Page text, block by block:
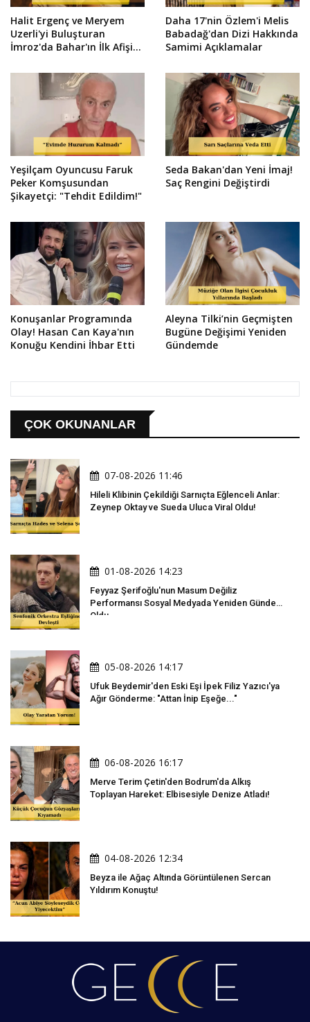
Halit Ergenç ve Meryem
Uzerli'yi Buluşturan
İmroz'da Bahar'ın İlk Afişi
Daha 17'nin Özlem'i Melis
Babadağ'dan Dizi Hakkında
Samimi Açıklamalar
Yeşilçam Oyuncusu Faruk
Peker Komşusundan
Şikayetçi: "Tehdit Edildim!"
Seda Bakan'dan Yeni İmaj!
Saç Rengini Değiştirdi
Konuşanlar Programında
Olay! Hasan Can Kaya'nın
Konuğu Kendini İhbar Etti
Aleyna Tilki’nin Geçmişten
Bugüne Değişimi Yeniden
Gündemde
ÇOK OKUNANLAR
07-08-2026 11:46
Hileli Klibinin Çekildiği Sarnıçta Eğlenceli Anlar:
Zeynep Oktay ve Sueda Uluca Viral Oldu!
01-08-2026 14:23
Feyyaz Şerifoğlu'nun Masum Değiliz
Performansı Sosyal Medyada Yeniden Gündem
Oldu
05-08-2026 14:17
Ufuk Beydemir'den Eski Eşi İpek Filiz Yazıcı'ya
Ağır Gönderme: "Attan İnip Eşeğe..."
06-08-2026 16:17
Merve Terim Çetin'den Bodrum'da Alkış
Toplayan Hareket: Elbisesiyle Denize Atladı!
04-08-2026 12:34
Beyza ile Ağaç Altında Görüntülenen Sercan
Yıldırım Konuştu!